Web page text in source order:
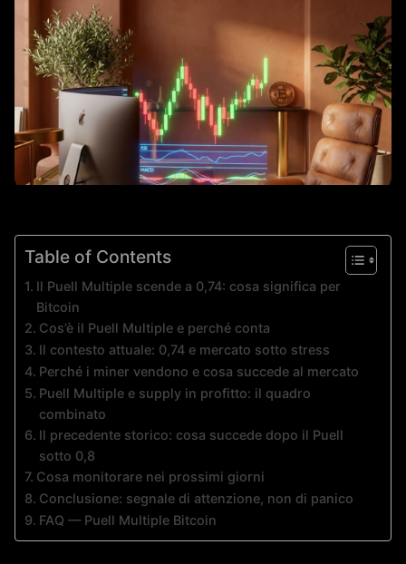
Table of Contents
Il Puell Multiple scende a 0,74: cosa significa per
Bitcoin
Cos’è il Puell Multiple e perché conta
Il contesto attuale: 0,74 e mercato sotto stress
Perché i miner vendono e cosa succede al mercato
Puell Multiple e supply in profitto: il quadro
combinato
Il precedente storico: cosa succede dopo il Puell
sotto 0,8
Cosa monitorare nei prossimi giorni
Conclusione: segnale di attenzione, non di panico
FAQ — Puell Multiple Bitcoin